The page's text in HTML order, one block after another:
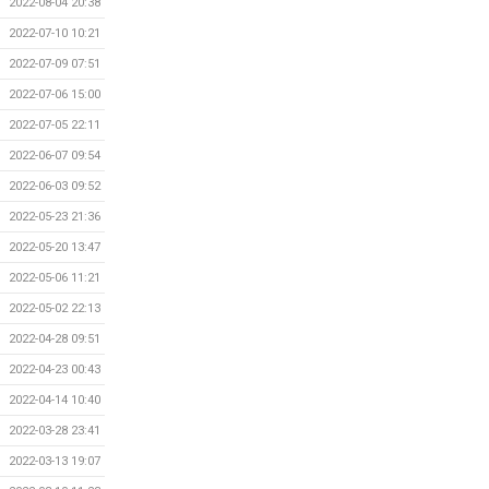
2022-07-10 10:21
2022-07-09 07:51
2022-07-06 15:00
2022-07-05 22:11
2022-06-07 09:54
2022-06-03 09:52
2022-05-23 21:36
2022-05-20 13:47
2022-05-06 11:21
2022-05-02 22:13
2022-04-28 09:51
2022-04-23 00:43
2022-04-14 10:40
2022-03-28 23:41
2022-03-13 19:07